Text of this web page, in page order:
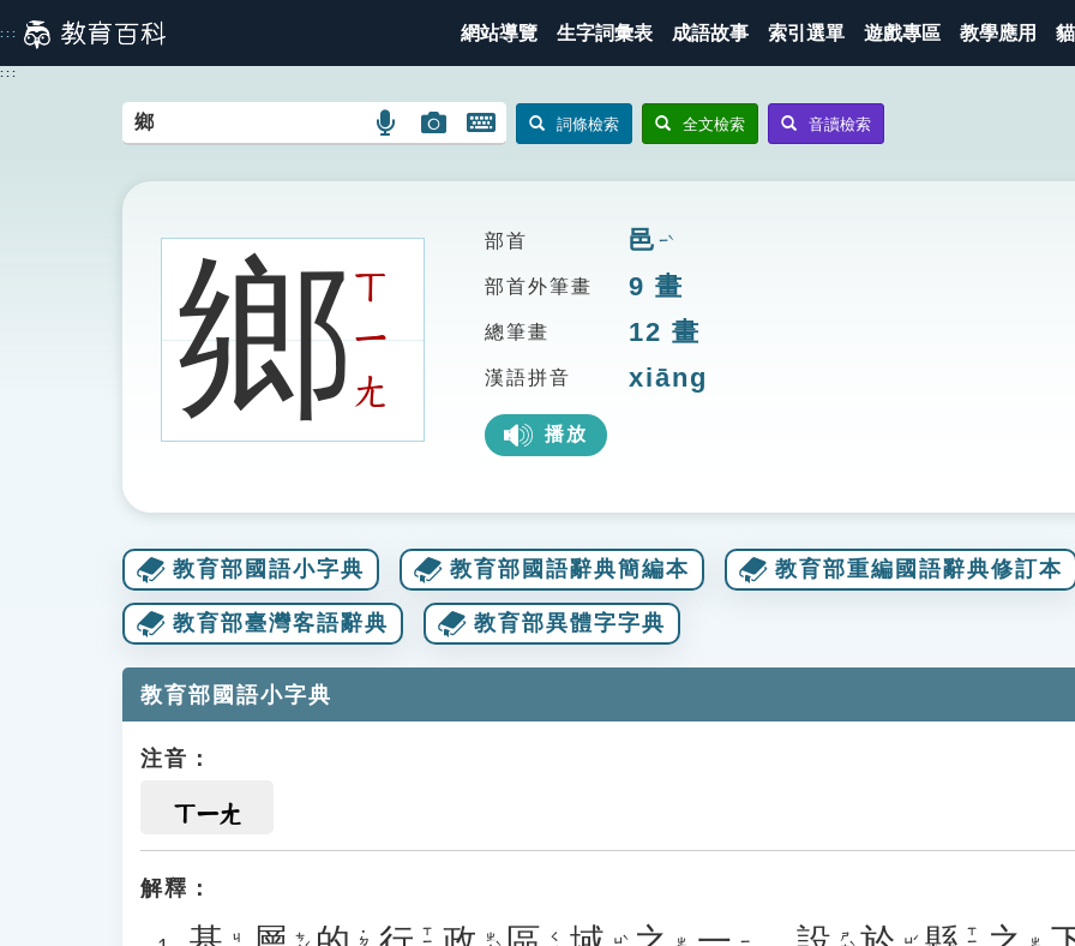
到
主
::: 網站導覽 生字詞彙表 成語故事 索引選單 遊戲專區 教學應用
:::
語
搜
圖
圖
搜
開
鍵
圖
詞條檢索 全文檢索 音讀檢索
鄉ㄒ
ㄧ
ㄤ
部首 邑 ㄧˋ
部首外筆畫 9 畫
總筆畫 12 畫
漢語拼音 xiāng
播放
教育部國語小字典 教育部國語辭典簡編本 教育部重編國語辭典修訂本
教育部臺灣客語辭典 教育部異體字字典
教育部國語小字典
注音：
ㄒㄧㄤ
解釋：
ㄩˋ ㄓ ㄧ ㄩˊ ㄓ